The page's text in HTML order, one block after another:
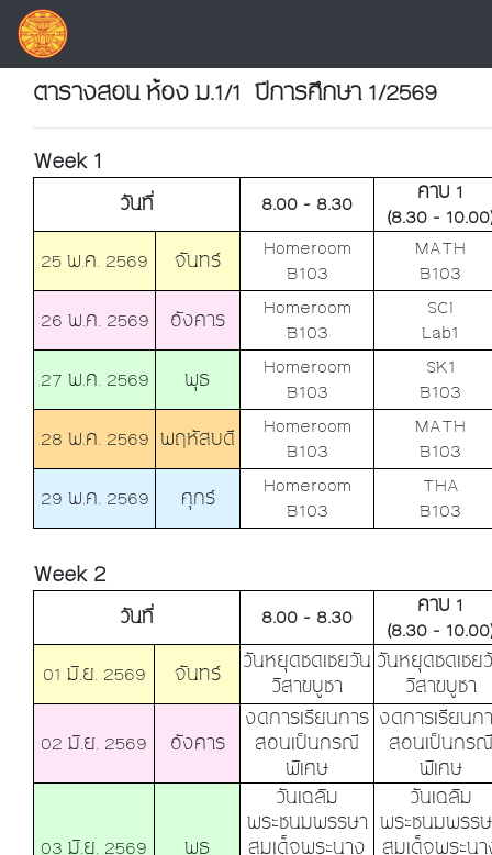
ตารางสอน ห้อง ม.1/1 ปีการศึกษา 1/2569
Week 1
วันที่ 8.00 - 8.30
คาบ 1
(8.30 -
25 พ.ค. 2569
จันทร์
Homeroom
B103
MATH
B103
26 พ.ค. 2569
อังคาร
Homeroom
B103
SCI
Lab1
27 พ.ค. 2569
พุธ
Homeroom
B103
SK1
B103
28 พ.ค. 2569 พฤหัสบดี
Homeroom
B103
MATH
B103
29 พ.ค. 2569
ศุกร์
Homeroom
B103
THA
B103
Week 2
วันที่ 8.00 - 8.30
คาบ 1
(8.30 -
01 มิ.ย. 2569
จันทร์
วันหยุดชดเชยวัน
วิสาขบูชา
วันหยุดชดเชย
วิสาขบูชา
02 มิ.ย. 2569 อังคาร
งดการเรียนการ
สอนเป็นกรณี
พิเศษ
งดการเรียนก
สอนเป็นกรณี
พิเศษ
03 มิ.ย. 2569 พุธ
วันเฉลิม
พระชนมพรรษา
สมเด็จพระนาง
วันเฉลิม
พระชนมพรร
สมเด็จพระน